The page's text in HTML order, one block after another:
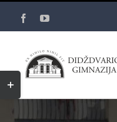
FacebookYouTube
Toggle
Sliding